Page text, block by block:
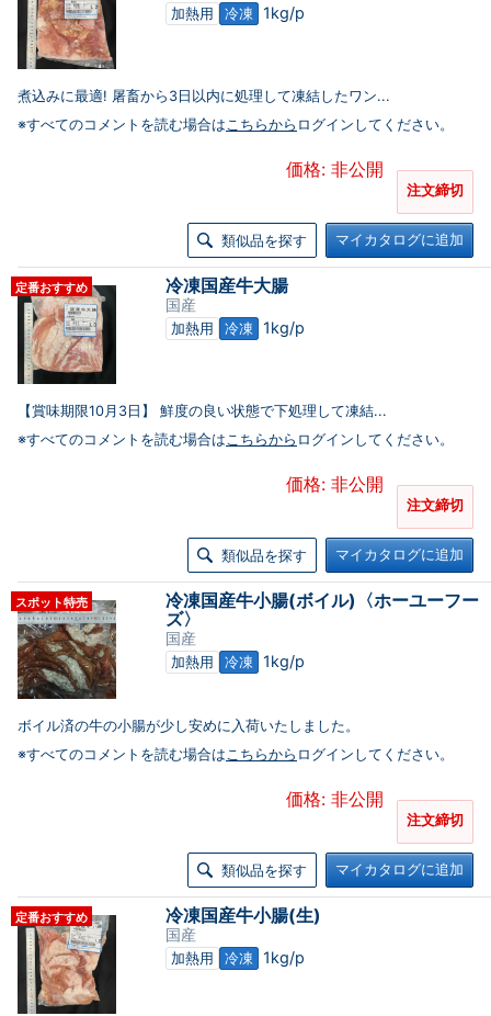
加熱用 冷凍 1kg/p
煮込みに最適! 屠畜から3日以内に処理して凍結したワン...
※すべてのコメントを読む場合はこちらから ログインしてください。
価格: 非公開
注文締切
類似品を探す マイカタログに追加
定番おすすめ 冷凍国産牛大腸
国産
加熱用 冷凍 1kg/p
【賞味期限10月3日】 鮮度の良い状態で下処理して凍結...
※すべてのコメントを読む場合はこちらから ログインしてください。
価格: 非公開
注文締切
類似品を探す マイカタログに追加
スポット特売
冷凍国産牛小腸(ボイル)〈ホーユーフー
ズ〉
国産
加熱用 冷凍 1kg/p
ボイル済の牛の小腸が少し安めに入荷いたしました。
※すべてのコメントを読む場合はこちらから ログインしてください。
価格: 非公開
注文締切
類似品を探す マイカタログに追加
定番おすすめ 冷凍国産牛小腸(生)
国産
加熱用 冷凍 1kg/p